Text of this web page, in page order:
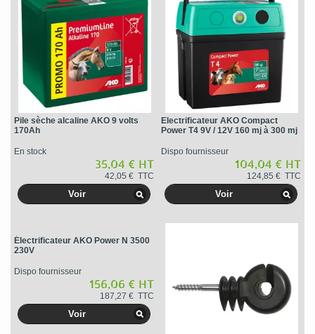
Pile sèche alcaline AKO 9 volts
170Ah
En stock
35,04 € HT
42,05 € TTC
Voir
Electrificateur AKO Compact
Power T4 9V / 12V 160 mj à 300 mj
Dispo fournisseur
104,04 € HT
124,85 € TTC
Voir
Électrificateur AKO Power N 3500
230V
Dispo fournisseur
156,06 € HT
187,27 € TTC
Voir